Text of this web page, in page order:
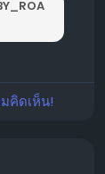
คิดเห็น!